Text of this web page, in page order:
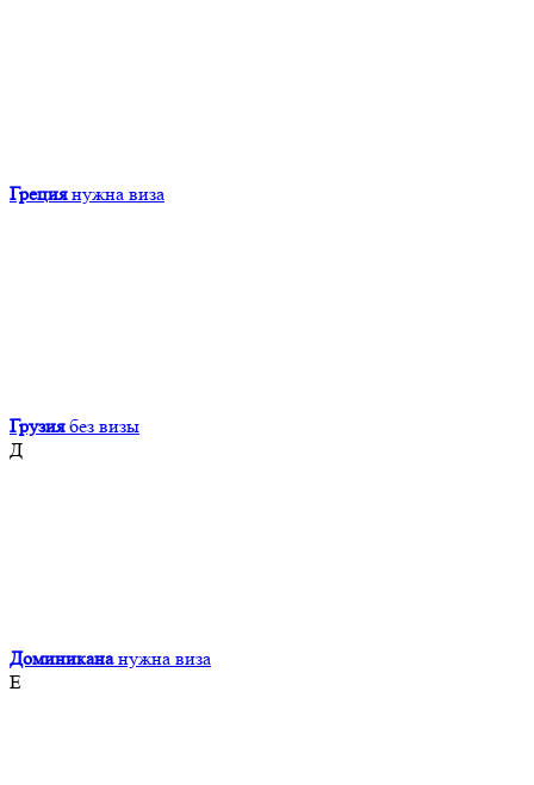
Греция нужна виза
Грузия без визы
Д
Доминикана нужна виза
Е